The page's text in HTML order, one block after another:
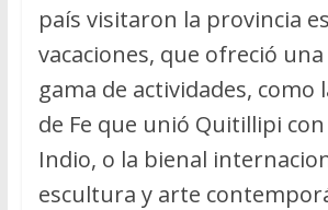
país visitaron la provincia
vacaciones, que ofreció
gama de actividades, como
de Fe que unió Quitillipi
Indio, o la bienal
escultura y arte